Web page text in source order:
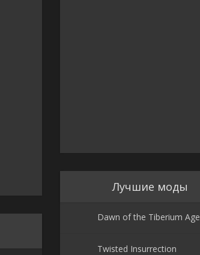
Лучшие моды
Dawn of the Tiberium Age
Twisted Insurrection